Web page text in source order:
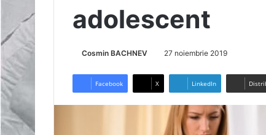
adolescent
Cosmin BACHNEV 27 noiembrie 2019
Facebook X LinkedIn